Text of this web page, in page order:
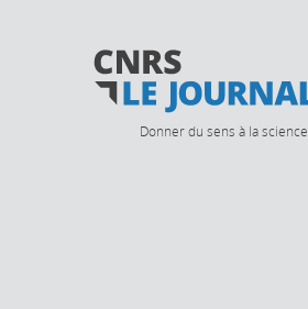
Donner du sens à la science